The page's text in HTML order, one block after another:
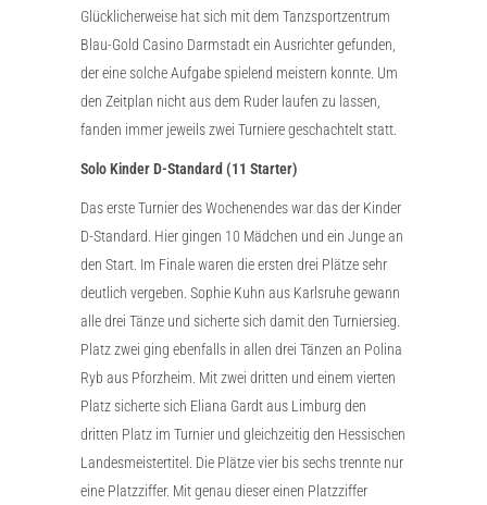
Glücklicherweise hat sich mit dem Tanzsportzentrum
Blau-Gold Casino Darmstadt ein Ausrichter gefunden,
der eine solche Aufgabe spielend meistern konnte. Um
den Zeitplan nicht aus dem Ruder laufen zu lassen,
fanden immer jeweils zwei Turniere geschachtelt statt.
Solo Kinder D-Standard (11 Starter)
Das erste Turnier des Wochenendes war das der Kinder
D-Standard. Hier gingen 10 Mädchen und ein Junge an
den Start. Im Finale waren die ersten drei Plätze sehr
deutlich vergeben. Sophie Kuhn aus Karlsruhe gewann
alle drei Tänze und sicherte sich damit den Turniersieg.
Platz zwei ging ebenfalls in allen drei Tänzen an Polina
Ryb aus Pforzheim. Mit zwei dritten und einem vierten
Platz sicherte sich Eliana Gardt aus Limburg den
dritten Platz im Turnier und gleichzeitig den Hessischen
Landesmeistertitel. Die Plätze vier bis sechs trennte nur
eine Platzziffer. Mit genau dieser einen Platzziffer